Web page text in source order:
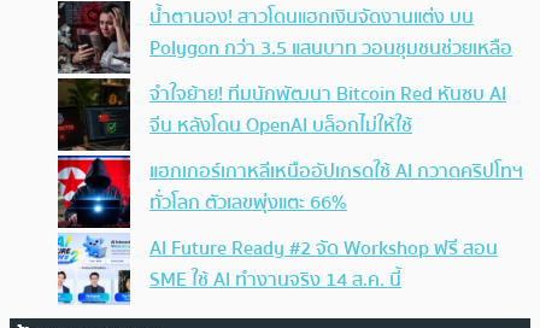
น้ำตานอง! สาวโดนแฮกเงินจัดงานแต่ง บน
Polygon กว่า 3.5 แสนบาท วอนชุมชนช่วยเหลือ
จำใจย้าย! ทีมนักพัฒนา Bitcoin Red หันซบ AI
จีน หลังโดน OpenAI บล็อกไม่ให้ใช้
แฮกเกอร์เกาหลีเหนืออัปเกรดใช้ AI กวาดคริปโทฯ
ทั่วโลก ตัวเลขพุ่งแตะ 66%
AI Future Ready #2 จัด Workshop ฟรี สอน
SME ใช้ AI ทำงานจริง 14 ส.ค. นี้